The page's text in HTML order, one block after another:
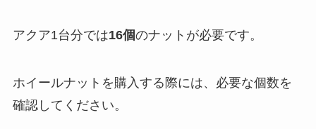
アクア1台分では16個のナットが必要です。
ホイールナットを購入する際には、必要な個数を
確認してください。